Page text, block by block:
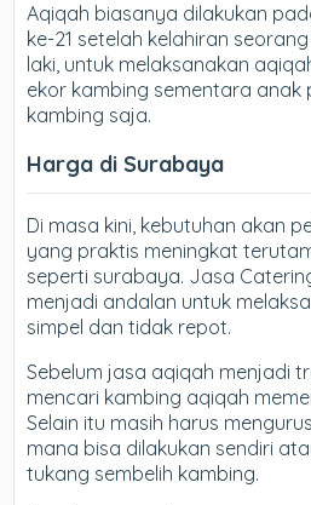
Aqiqah biasanya dilakukan
ke-21 setelah kelahiran
laki, untuk melaksanakan
ekor kambing sementara anak
kambing saja.
Harga di Surabaya
Di masa kini, kebutuhan akan
yang praktis meningkat
seperti surabaya. Jasa
menjadi andalan untuk
simpel dan tidak repot.
Sebelum jasa aqiqah menjadi
mencari kambing aqiqah
Selain itu masih harus
mana bisa dilakukan sendiri
tukang sembelih kambing.